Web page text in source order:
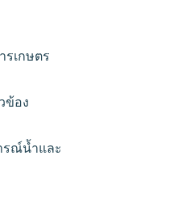
รเกษตร
ข้อง
รณ์น้ำและ